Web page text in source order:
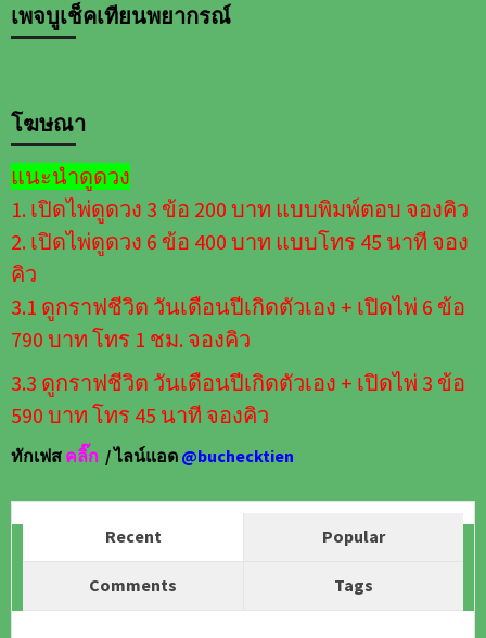
ตาม
เดือน
เพจบูเช็คเทียนพยากรณ์
โฆษณา
แนะนำดูดวง
1. เปิดไพ่ดูดวง 3 ข้อ 200 บาท แบบพิมพ์ตอบ จองคิว
2. เปิดไพ่ดูดวง 6 ข้อ 400 บาท แบบโทร 45 นาที จอง
คิว
3.1 ดูกราฟชีวิต วันเดือนปีเกิดตัวเอง + เปิดไพ่ 6 ข้อ
790 บาท โทร 1 ชม. จองคิว
3.3 ดูกราฟชีวิต วันเดือนปีเกิดตัวเอง + เปิดไพ่ 3 ข้อ
590 บาท โทร 45 นาที จองคิว
ทักเฟส คลิ๊ก / ไลน์แอด @buchecktien
Recent Popular
Comments Tags